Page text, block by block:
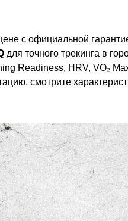
с официальной
для точного трекинга в
Readiness, HRV, VO₂
смотрите